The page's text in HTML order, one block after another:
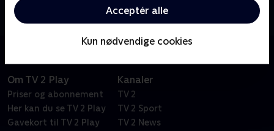
Acceptér alle
Kun nødvendige cookies
samle 500.000 kroner ind til behandling i udlandet,
og det er ikke så let endda.
Om TV 2 Play
Priser og abonnement
Her kan du se TV 2 Play
Gavekort til TV 2 Play
Kanaler
TV 2
TV 2 Sport
TV 2 News